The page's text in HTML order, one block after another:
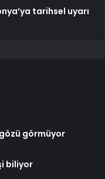
tarihsel uyarı
gözü görmüyor
biliyor